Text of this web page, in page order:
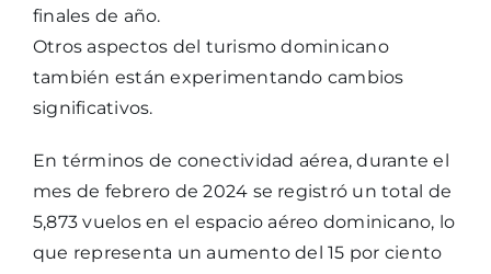
finales de año.
Otros aspectos del turismo dominicano
también están experimentando cambios
significativos.
En términos de conectividad aérea, durante el
mes de febrero de 2024 se registró un total de
5,873 vuelos en el espacio aéreo dominicano, lo
que representa un aumento del 15 por ciento